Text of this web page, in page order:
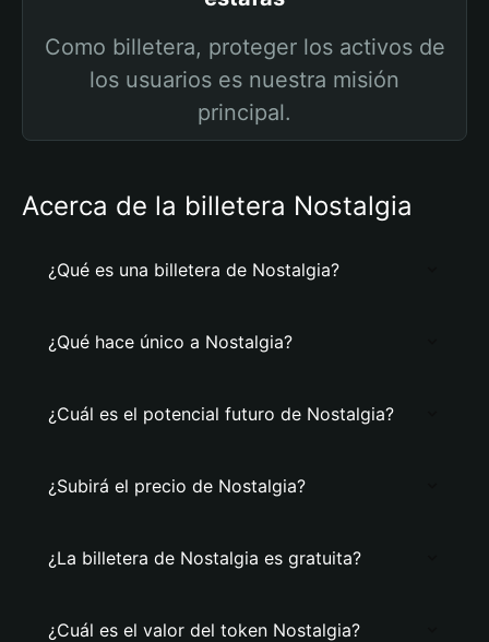
Como billetera, proteger los activos de
los usuarios es nuestra misión
principal.
Acerca de la billetera Nostalgia
¿Qué es una billetera de Nostalgia?
¿Qué hace único a Nostalgia?
¿Cuál es el potencial futuro de Nostalgia?
¿Subirá el precio de Nostalgia?
¿La billetera de Nostalgia es gratuita?
¿Cuál es el valor del token Nostalgia?